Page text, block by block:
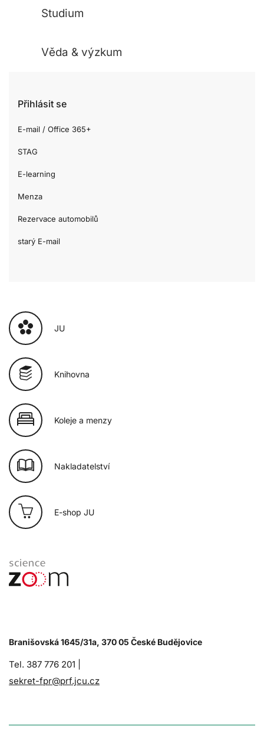
Studium
Věda & výzkum
Přihlásit se
E-mail / Office 365+
STAG
E-learning
Menza
Rezervace automobilů
starý E-mail
JU
Knihovna
Koleje a menzy
Nakladatelství
E-shop JU
Branišovská 1645/31a, 370 05 České Budějovice
Tel. 387 776 201 |
sekret-fpr@prf.jcu.cz